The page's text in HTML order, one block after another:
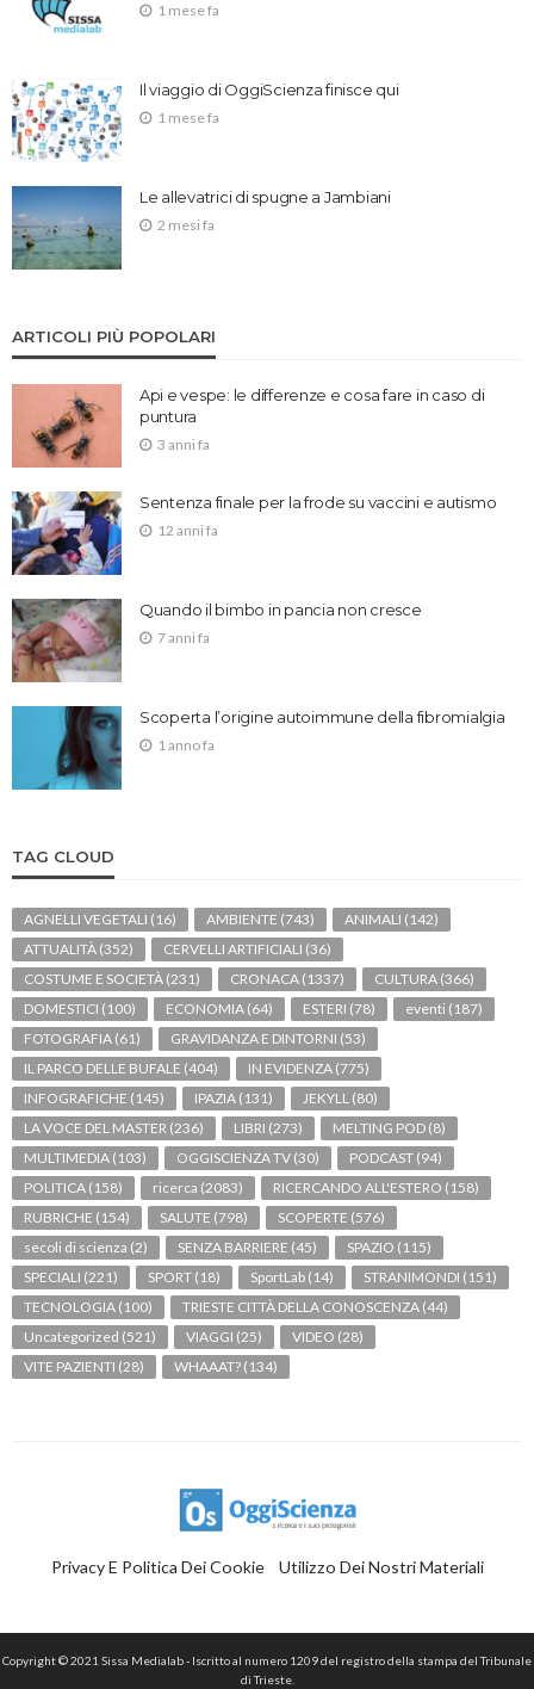
1 mese fa
Il viaggio di OggiScienza finisce qui
1 mese fa
Le allevatrici di spugne a Jambiani
2 mesi fa
ARTICOLI PIÙ POPOLARI
Api e vespe: le differenze e cosa fare in caso di
puntura
3 anni fa
Sentenza finale per la frode su vaccini e autismo
12 anni fa
Quando il bimbo in pancia non cresce
7 anni fa
Scoperta l’origine autoimmune della fibromialgia
1 anno fa
TAG CLOUD
AGNELLI VEGETALI (16) AMBIENTE (743) ANIMALI (142)
ATTUALITÀ (352) CERVELLI ARTIFICIALI (36)
COSTUME E SOCIETÀ (231) CRONACA (1337) CULTURA (366)
DOMESTICI (100) ECONOMIA (64) ESTERI (78) eventi (187)
FOTOGRAFIA (61) GRAVIDANZA E DINTORNI (53)
IL PARCO DELLE BUFALE (404) IN EVIDENZA (775)
INFOGRAFICHE (145) IPAZIA (131) JEKYLL (80)
LA VOCE DEL MASTER (236) LIBRI (273) MELTING POD (8)
MULTIMEDIA (103) OGGISCIENZA TV (30) PODCAST (94)
POLITICA (158) ricerca (2083) RICERCANDO ALL'ESTERO (158)
RUBRICHE (154) SALUTE (798) SCOPERTE (576)
secoli di scienza (2) SENZA BARRIERE (45) SPAZIO (115)
SPECIALI (221) SPORT (18) SportLab (14) STRANIMONDI (151)
TECNOLOGIA (100) TRIESTE CITTÀ DELLA CONOSCENZA (44)
Uncategorized (521) VIAGGI (25) VIDEO (28)
VITE PAZIENTI (28) WHAAAT? (134)
Privacy E Politica Dei Cookie Utilizzo Dei Nostri Materiali
Copyright © 2021 Sissa Medialab - Iscritto al numero 1209 del registro della stampa del Tribunale
di Trieste.